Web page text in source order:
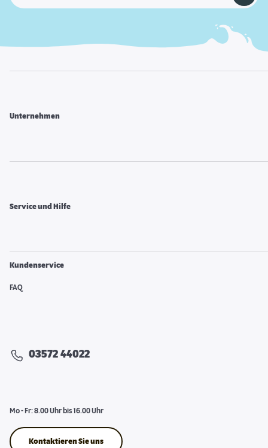
Unternehmen
Service und Hilfe
Kundenservice
FAQ
03572 44022
Mo - Fr: 8.00 Uhr bis 16.00 Uhr
Kontaktieren Sie uns